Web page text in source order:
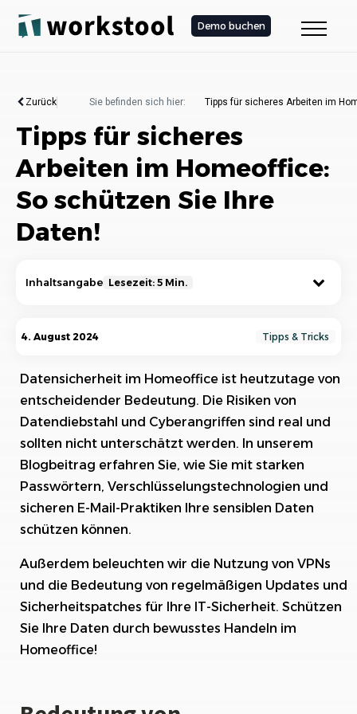
Demo buchen
Zurück Sie befinden sich hier: Tipps für sicheres Arbeiten im
Tipps für sicheres
Arbeiten im Homeoffice:
So schützen Sie Ihre
Daten!
Inhaltsangabe Lesezeit: 5 Min.
Bedeutung von Datensicherheit im Homeoffice
Cyberangriffe
Passwortsicherheit: Wie Sie starke Passwörter
erstellen und verwalten
Verschlüsselungstechnologien: Schutz Ihrer
sensiblen Daten
5. Sicherer Umgang mit E-Mails: Phishing
erkennen und vermeiden
Nutzung von VPNs: Anonymität und Sicherheit
im Netz gewährleisten
Regelmäßige Updates und Sicherheitspatches:
Wichtige Maßnahmen für Ihre IT-Sicherheit
4. August 2024 Tipps & Tricks
Datensicherheit im Homeoffice ist heutzutage von
entscheidender Bedeutung. Die Risiken von
Datendiebstahl und Cyberangriffen sind real und
sollten nicht unterschätzt werden. In unserem
Blogbeitrag erfahren Sie, wie Sie mit starken
Passwörtern, Verschlüsselungstechnologien und
sicheren E-Mail-Praktiken Ihre sensiblen Daten
schützen können.
Außerdem beleuchten wir die Nutzung von VPNs
und die Bedeutung von regelmäßigen Updates und
Sicherheitspatches für Ihre IT-Sicherheit. Schützen
Sie Ihre Daten durch bewusstes Handeln im
Homeoffice!